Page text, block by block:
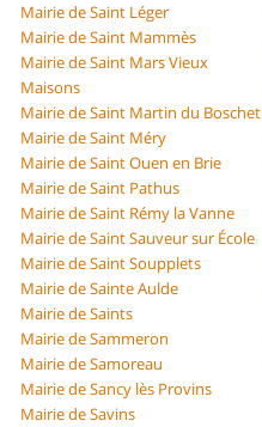
Mairie de Saint Léger
Mairie de Saint Mammès
Mairie de Saint Mars Vieux
Maisons
Mairie de Saint Martin du Boschet
Mairie de Saint Méry
Mairie de Saint Ouen en Brie
Mairie de Saint Pathus
Mairie de Saint Rémy la Vanne
Mairie de Saint Sauveur sur École
Mairie de Saint Soupplets
Mairie de Sainte Aulde
Mairie de Saints
Mairie de Sammeron
Mairie de Samoreau
Mairie de Sancy lès Provins
Mairie de Savins